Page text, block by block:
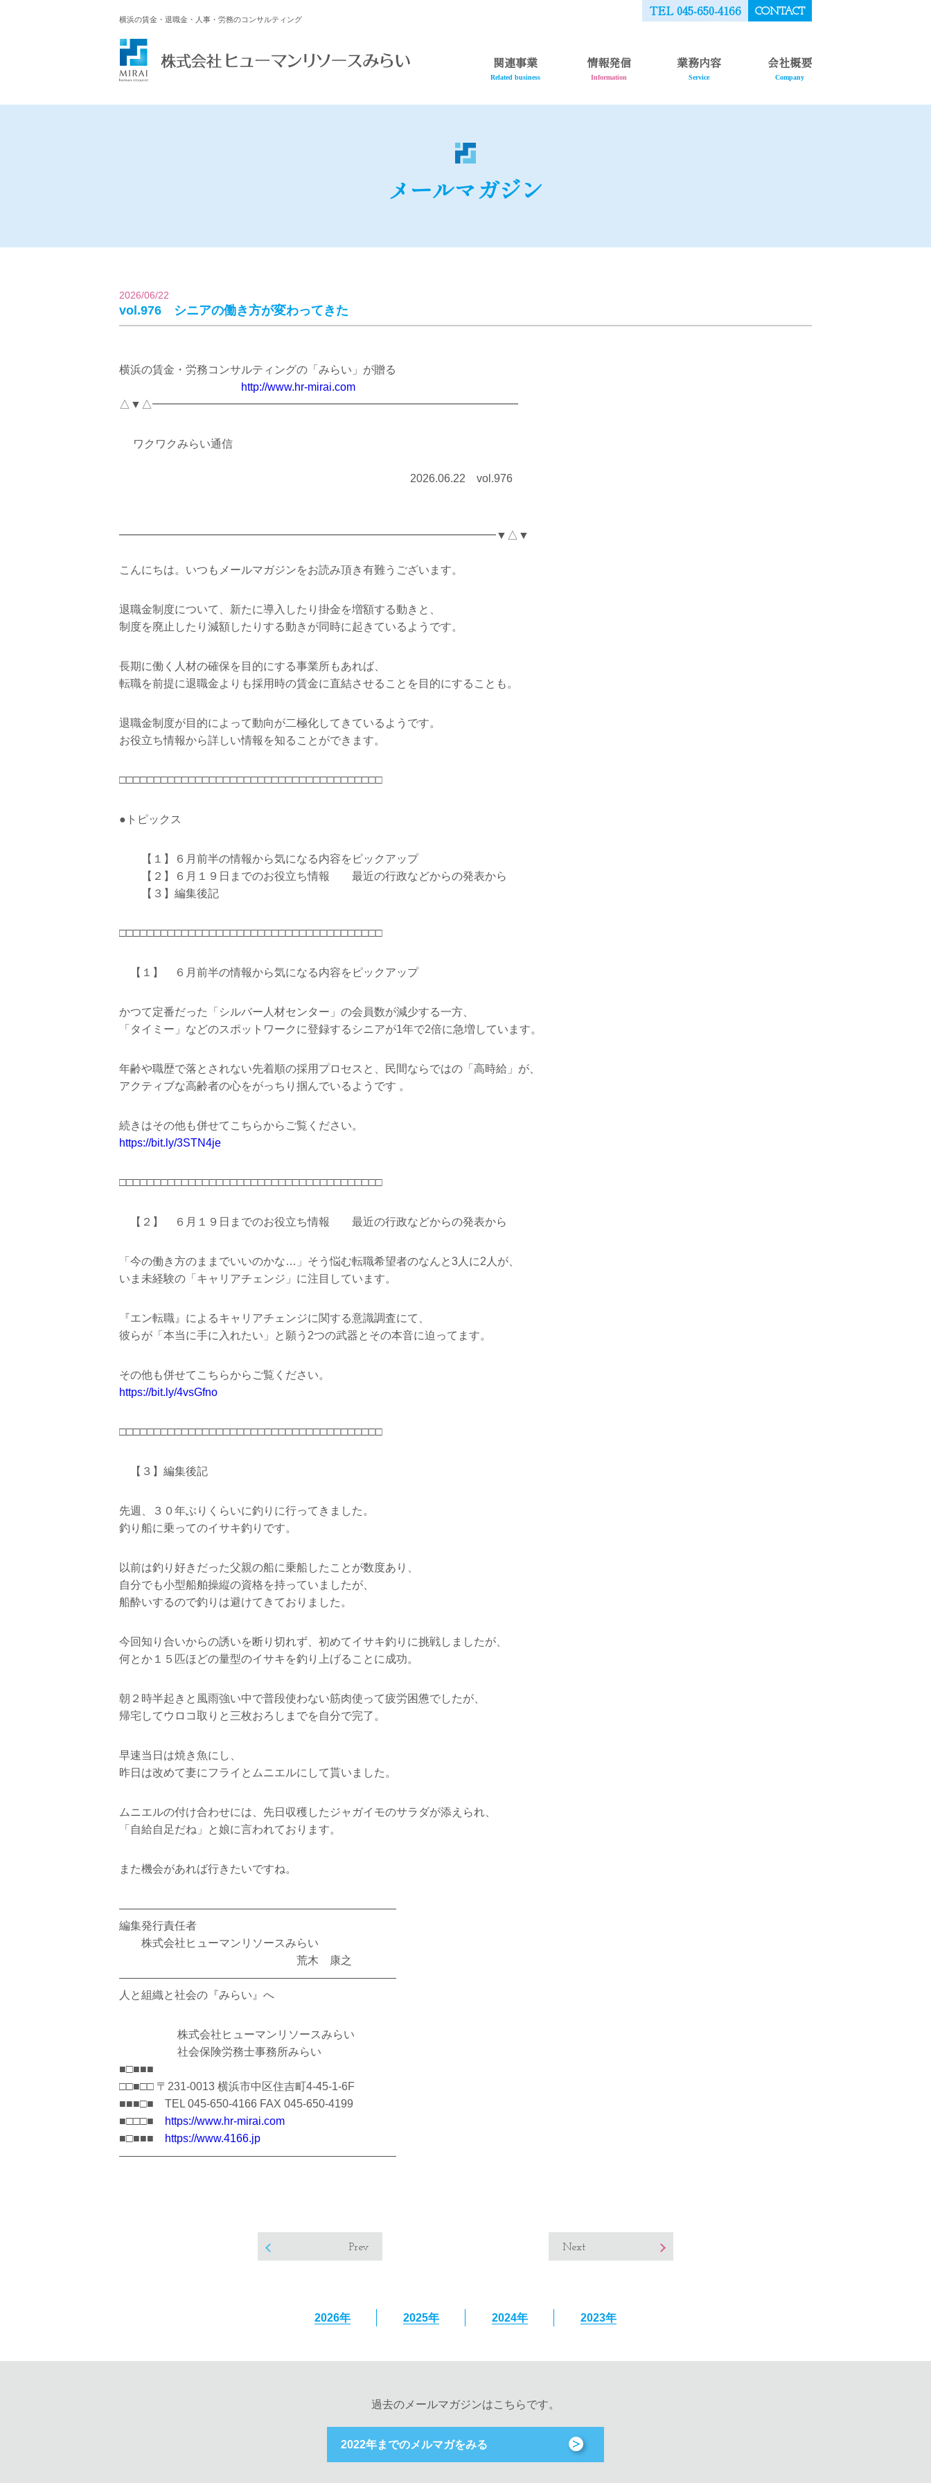
横浜の賃金・退職金・人事・労務のコンサルティング
TEL 045-650-4166 CONTACT
関連事業
Related business
情報発信
Information
業務内容
Service
会社概要
Company
メールマガジン
2026/06/22
vol.976 シニアの働き方が変わってきた
横浜の賃金・労務コンサルティングの「みらい」が贈る
http://www.hr-mirai.com
△▼△━━━━━━━━━━━━━━━━━━━━━━━━━━━━━━━━━
ワクワクみらい通信
2026.06.22 vol.976
━━━━━━━━━━━━━━━━━━━━━━━━━━━━━━━━━━▼△▼
こんにちは。いつもメールマガジンをお読み頂き有難うございます。
退職金制度について、新たに導入したり掛金を増額する動きと、
制度を廃止したり減額したりする動きが同時に起きているようです。
長期に働く人材の確保を目的にする事業所もあれば、
転職を前提に退職金よりも採用時の賃金に直結させることを目的にすることも。
退職金制度が目的によって動向が二極化してきているようです。
お役立ち情報から詳しい情報を知ることができます。
□□□□□□□□□□□□□□□□□□□□□□□□□□□□□□□□□□□□□□
●トピックス
【１】６月前半の情報から気になる内容をピックアップ
【２】６月１９日までのお役立ち情報 最近の行政などからの発表から
【３】編集後記
□□□□□□□□□□□□□□□□□□□□□□□□□□□□□□□□□□□□□□
【１】 ６月前半の情報から気になる内容をピックアップ
かつて定番だった「シルバー人材センター」の会員数が減少する一方、
「タイミー」などのスポットワークに登録するシニアが1年で2倍に急増しています。
年齢や職歴で落とされない先着順の採用プロセスと、民間ならではの「高時給」が、
アクティブな高齢者の心をがっちり掴んでいるようです 。
続きはその他も併せてこちらからご覧ください。
https://bit.ly/3STN4je
□□□□□□□□□□□□□□□□□□□□□□□□□□□□□□□□□□□□□□
【２】 ６月１９日までのお役立ち情報 最近の行政などからの発表から
「今の働き方のままでいいのかな…」そう悩む転職希望者のなんと3人に2人が、
いま未経験の「キャリアチェンジ」に注目しています。
『エン転職』によるキャリアチェンジに関する意識調査にて、
彼らが「本当に手に入れたい」と願う2つの武器とその本音に迫ってます。
その他も併せてこちらからご覧ください。
https://bit.ly/4vsGfno
□□□□□□□□□□□□□□□□□□□□□□□□□□□□□□□□□□□□□□
【３】編集後記
先週、３０年ぶりくらいに釣りに行ってきました。
釣り船に乗ってのイサキ釣りです。
以前は釣り好きだった父親の船に乗船したことが数度あり、
自分でも小型船舶操縦の資格を持っていましたが、
船酔いするので釣りは避けてきておりました。
今回知り合いからの誘いを断り切れず、初めてイサキ釣りに挑戦しましたが、
何とか１５匹ほどの量型のイサキを釣り上げることに成功。
朝２時半起きと風雨強い中で普段使わない筋肉使って疲労困憊でしたが、
帰宅してウロコ取りと三枚おろしまでを自分で完了。
早速当日は焼き魚にし、
昨日は改めて妻にフライとムニエルにして貰いました。
ムニエルの付け合わせには、先日収穫したジャガイモのサラダが添えられ、
「自給自足だね」と娘に言われております。
また機会があれば行きたいですね。
—————————————————————————
編集発行責任者
株式会社ヒューマンリソースみらい
荒木 康之
—————————————————————————
人と組織と社会の『みらい』へ
株式会社ヒューマンリソースみらい
社会保険労務士事務所みらい
■□■■■
□□■□□ 〒231-0013 横浜市中区住吉町4-45-1-6F
■■■□■ TEL 045-650-4166 FAX 045-650-4199
■□□□■
https://www.hr-mirai.com
■□■■■
https://www.4166.jp
—————————————————————————
Prev Next
2026年 2025年 2024年 2023年
過去のメールマガジンはこちらです。
2022年までのメルマガをみる